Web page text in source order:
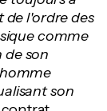
de l'ordre des
comme
de son
son